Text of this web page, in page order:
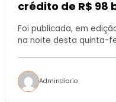
crédito de R$ 98
Foi publicada, em
na noite desta quinta-
Admindiario